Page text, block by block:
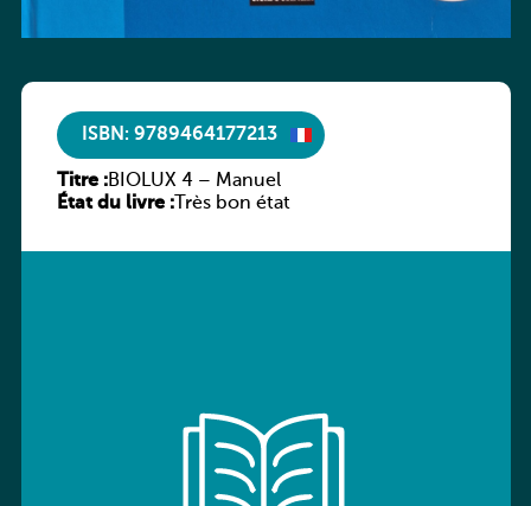
ISBN: 9789464177213
Titre :BIOLUX 4 – Manuel
État du livre :Très bon état